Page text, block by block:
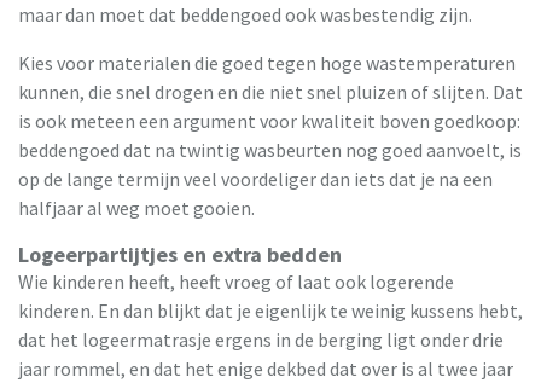
maar dan moet dat beddengoed ook wasbestendig zijn.
Kies voor materialen die goed tegen hoge wastemperaturen
kunnen, die snel drogen en die niet snel pluizen of slijten. Dat
is ook meteen een argument voor kwaliteit boven goedkoop:
beddengoed dat na twintig wasbeurten nog goed aanvoelt, is
op de lange termijn veel voordeliger dan iets dat je na een
halfjaar al weg moet gooien.
Logeerpartijtjes en extra bedden
Wie kinderen heeft, heeft vroeg of laat ook logerende
kinderen. En dan blijkt dat je eigenlijk te weinig kussens hebt,
dat het logeermatrasje ergens in de berging ligt onder drie
jaar rommel, en dat het enige dekbed dat over is al twee jaar